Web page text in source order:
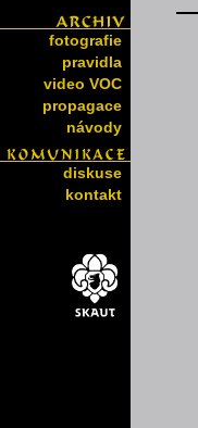
fotografie
pravidla
video VOC
propagace
návody
diskuse
kontakt